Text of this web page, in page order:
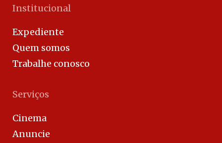
Institucional
Expediente
Quem somos
Trabalhe conosco
Serviços
Cinema
Anuncie